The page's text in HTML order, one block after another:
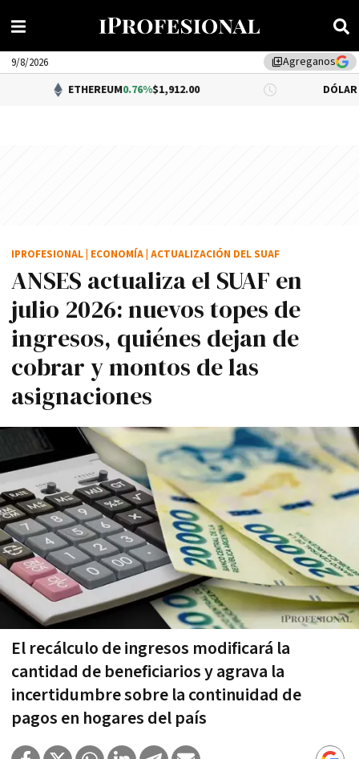
library_addAgreganos
9/8/2026
ETHEREUM0.76%$1,912.00 DÓLAR BNA 0.34%
ANSES actualiza el SUAF en
julio 2026: nuevos topes de
ingresos, quiénes dejan de
cobrar y montos de las
asignaciones
El recálculo de ingresos modificará la
cantidad de beneficiarios y agrava la
incertidumbre sobre la continuidad de
pagos en hogares del país
IPROFESIONAL ECONOMÍA ACTUALIZACIÓN DEL SUAF